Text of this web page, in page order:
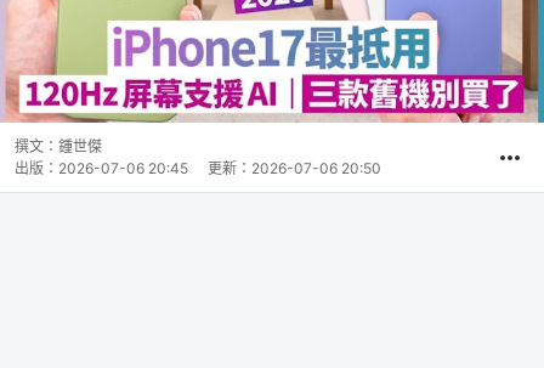
撰文： 鍾世傑
出版： 2026-07-06 20:45 更新： 2026-07-06 20:50